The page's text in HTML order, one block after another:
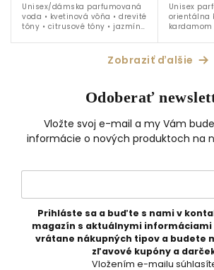
Unisex/dámska parfumovaná
voda • kvetinová vôňa • drevité
tóny • citrusové tóny • jazmín •
• jeseň • 100 ml
Unisex
orientálna
kardamom
•
obdobie
Zobraziť ďalšie
Odoberať
Vložte svoj e-mail a my Vám
informácie o nových produktoch na
Prihláste sa a buďte s nami v
magazín s aktuálnymi informáciami
vrátane nákupných tipov a budete
zľavové kupóny a